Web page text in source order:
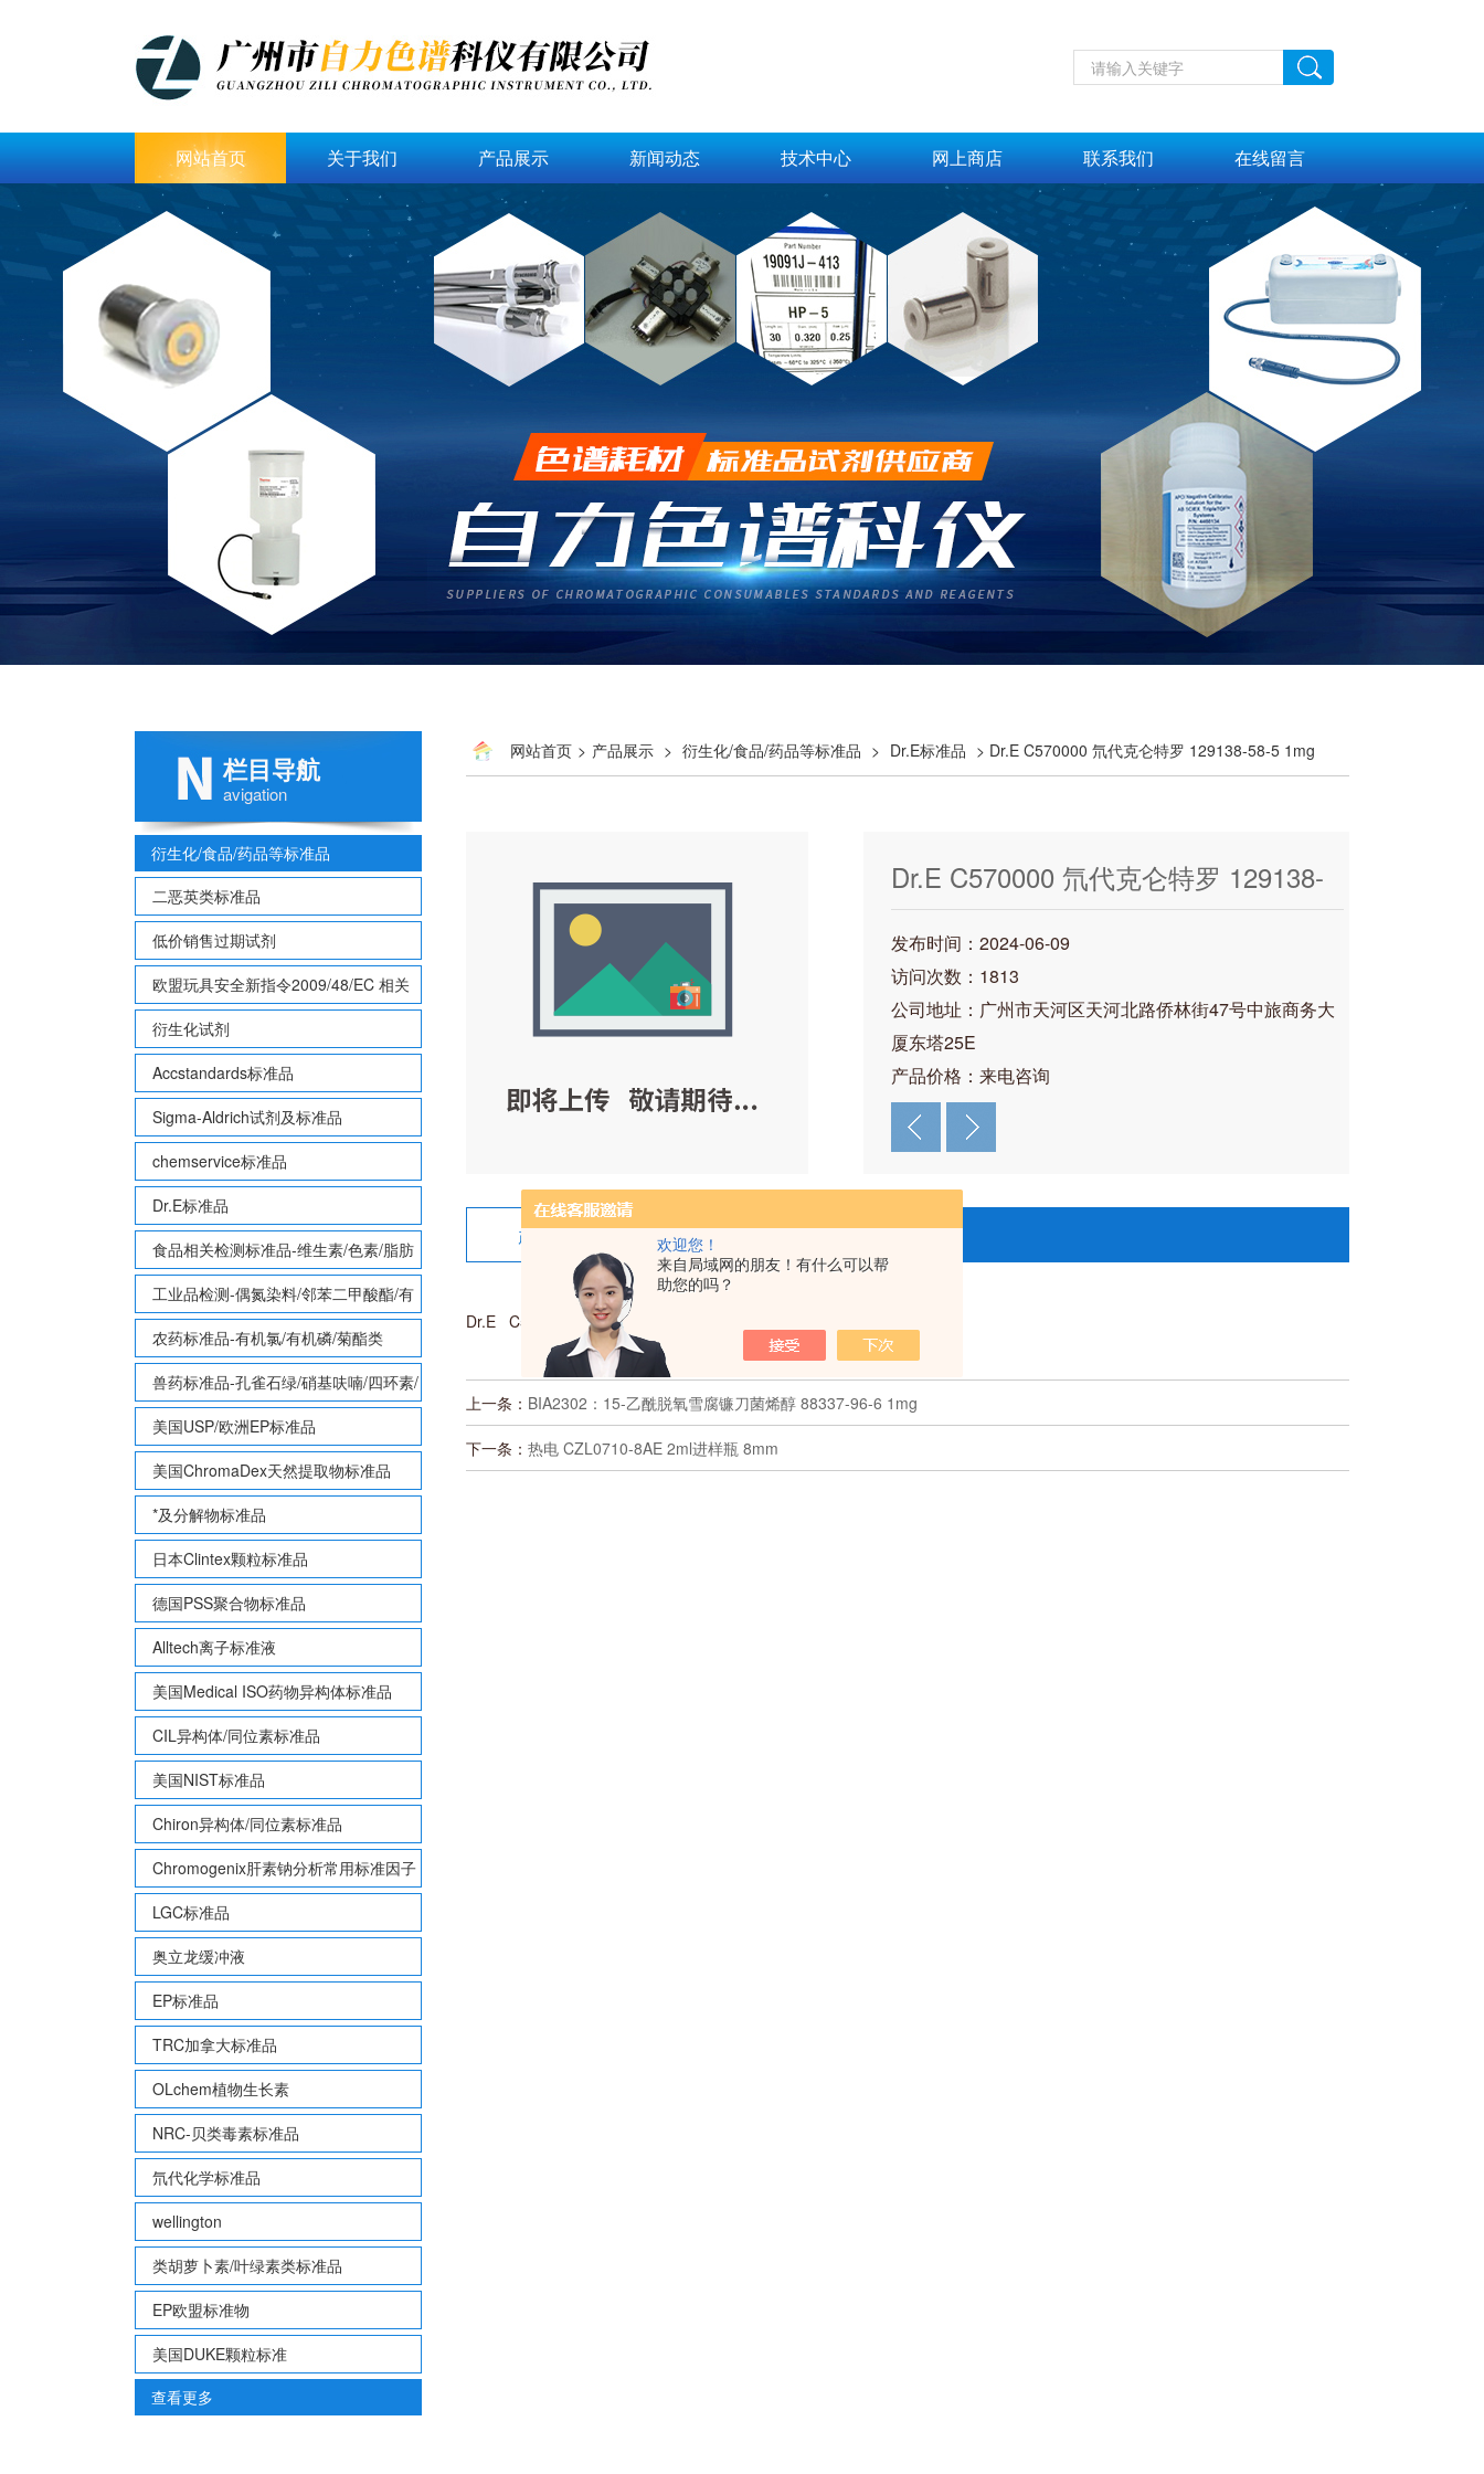
欢迎您！
来自局域网的朋友！有什么可以帮
助您的吗？
网站首页 关于我们 产品展示 新闻动态 技术中心 网上商店 联系我们 在线留言
栏目导航
avigation
衍生化/食品/药品等标准品
二恶英类标准品
低价销售过期试剂
欧盟玩具安全新指令2009/48/EC 相关
致敏性香味剂标准品
衍生化试剂
Accstandards标准品
Sigma-Aldrich试剂及标准品
chemservice标准品
Dr.E标准品
食品相关检测标准品-维生素/色素/脂肪
酸甲酯等
工业品检测-偶氮染料/邻苯二甲酸酯/有
机锡/多溴联苯/多溴联苯醚/多氯联苯
农药标准品-有机氯/有机磷/菊酯类
兽药标准品-孔雀石绿/硝基呋喃/四环素/
磺胺等
美国USP/欧洲EP标准品
美国ChromaDex天然提取物标准品
*及分解物标准品
日本Clintex颗粒标准品
德国PSS聚合物标准品
Alltech离子标准液
美国Medical ISO药物异构体标准品
CIL异构体/同位素标准品
美国NIST标准品
Chiron异构体/同位素标准品
Chromogenix肝素钠分析常用标准因子
LGC标准品
奥立龙缓冲液
EP标准品
TRC加拿大标准品
OLchem植物生长素
NRC-贝类毒素标准品
氘代化学标准品
wellington
类胡萝卜素/叶绿素类标准品
EP欧盟标准物
美国DUKE颗粒标准
查看更多
网站首页 > 产品展示 > 衍生化/食品/药品等标准品 > Dr.E标准品 > Dr.E C570000 氘代克仑特罗 129138-58-5 1mg
Dr.E C570000 氘代克仑特罗 129138-
58-5 1mg
发布时间：2024-06-09
访问次数：1813
公司地址：广州市天河区天河北路侨林街47号中旅商务大
厦东塔25E
产品价格：来电咨询
产品详情 在线留言
Dr.E C570000 氘代克仑特罗 129138-58-5 1mg
上一条： BIA2302：15-乙酰脱氧雪腐镰刀菌烯醇 88337-96-6 1mg
下一条： 热电 CZL0710-8AE 2ml进样瓶 8mm